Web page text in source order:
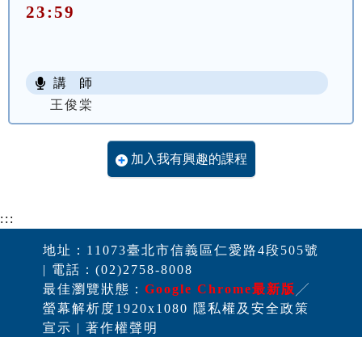
23:59
講 師
王俊棠
加入我有興趣的課程
:::
地址：11073臺北市信義區仁愛路4段505號
| 電話：(02)2758-8008
最佳瀏覽狀態： Google Chrome最新版 ╱
螢幕解析度1920x1080 隱私權及安全政策
宣示 | 著作權聲明